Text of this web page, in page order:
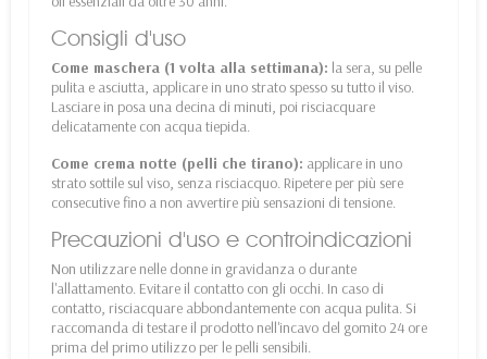
Consigli d'uso
Come maschera (1 volta alla settimana): la sera, su pelle
pulita e asciutta, applicare in uno strato spesso su tutto il viso.
Lasciare in posa una decina di minuti, poi risciacquare
delicatamente con acqua tiepida.
Come crema notte (pelli che tirano): applicare in uno
strato sottile sul viso, senza risciacquo. Ripetere per più sere
consecutive fino a non avvertire più sensazioni di tensione.
Precauzioni d'uso e controindicazioni
Non utilizzare nelle donne in gravidanza o durante
l'allattamento. Evitare il contatto con gli occhi. In caso di
contatto, risciacquare abbondantemente con acqua pulita. Si
raccomanda di testare il prodotto nell'incavo del gomito 24 ore
prima del primo utilizzo per le pelli sensibili.